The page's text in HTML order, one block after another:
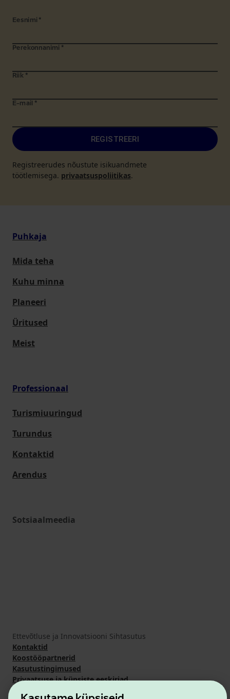
Eesnimi *
Perekonnanimi *
Riik *
E-mail *
REGISTREERI
Registreerudes nõustute isikuandmete
töötlemisega. privaatsuspoliitikas.
Puhkaja
Mida teha
Kuhu minna
Planeeri
Üritused
Meist
Professionaal
Turismiuuringud
Turundus
Kontaktid
Arendus
Sotsiaalmeedia
Ettevõtluse ja Innovatsiooni Sihtasutus
Kontaktid
Koostööpartnerid
Kasutustingimused
Privaatsuse ja küpsiste eeskirjad